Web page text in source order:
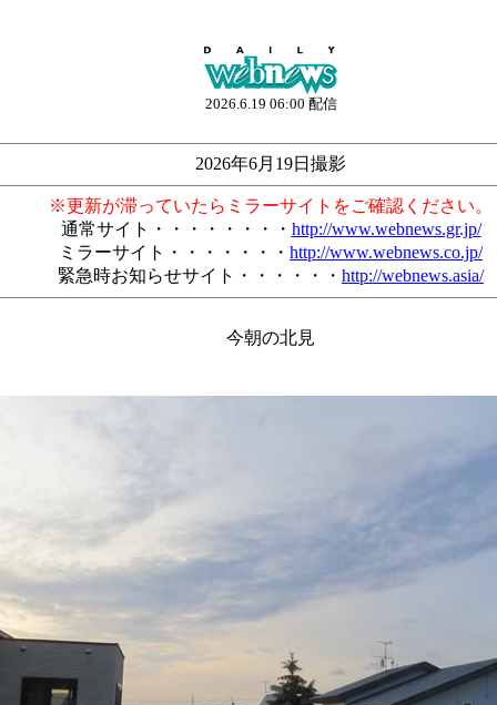
2026.6.19 06:00 配信
2026年6月19日撮影
※更新が滞っていたらミラーサイトをご確認ください。
通常サイト・・・・・・・・ http://www.webnews.gr.jp/
ミラーサイト・・・・・・・ http://www.webnews.co.jp/
緊急時お知らせサイト・・・・・・ http://webnews.asia/
今朝の北見